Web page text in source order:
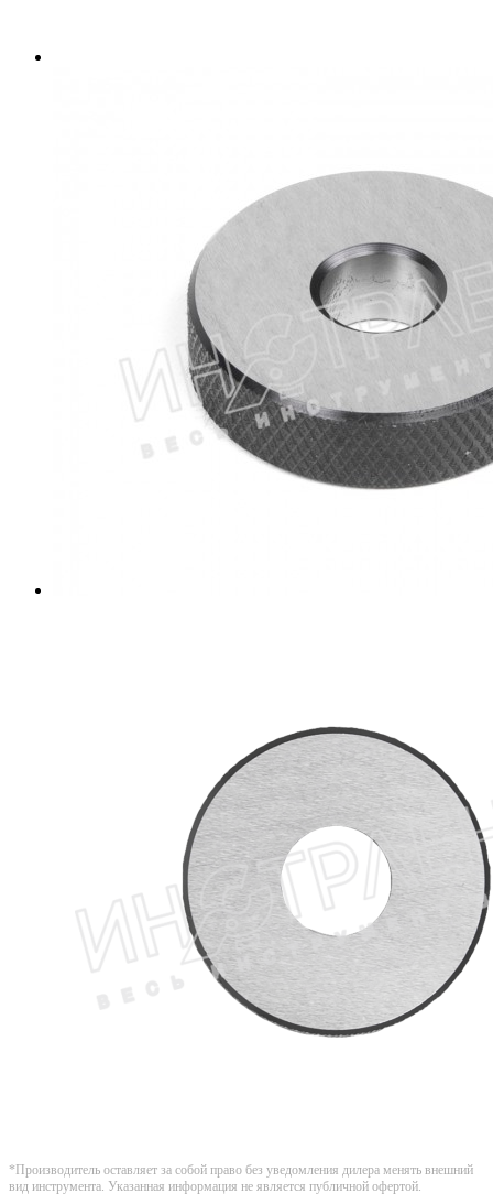
*Производитель оставляет за собой право без уведомления дилера менять внешний
вид инструмента. Указанная информация не является публичной офертой.